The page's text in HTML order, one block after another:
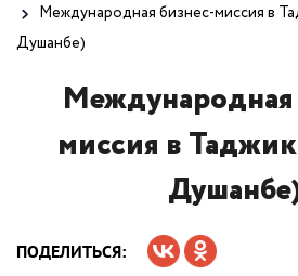
Международная бизнес-миссия в
Душанбе)
Международная
миссия в
ПОДЕЛИТЬСЯ: